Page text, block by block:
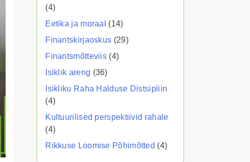
(4)
Eetika ja moraal
(14)
Finantskirjaoskus (29)
Finantsmõtteviis (4)
Isiklik areng (36)
Isikliku Raha Halduse Distsipliin
(4)
Kultuurilised perspektiivid rahale
(4)
Rikkuse Loomise Põhimõtted (4)